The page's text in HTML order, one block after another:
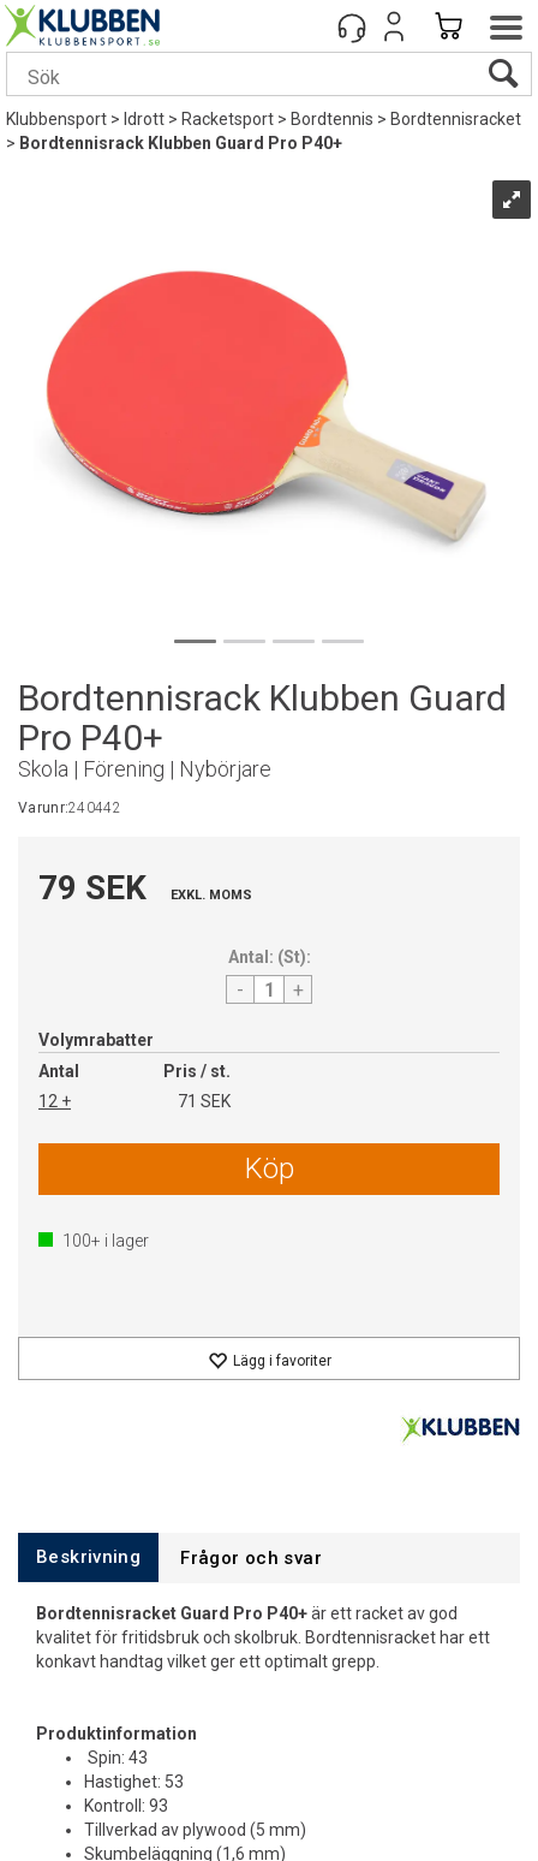
Klubbensport> Idrott>Racketsport>Bordtennis>Bordtennisracket
> Bordtennisrack Klubben Guard Pro P40+
Bordtennisrack Klubben Guard
Pro P40+
Skola | Förening | Nybörjare
Varunr:240442
79 SEK EXKL. MOMS
Antal: (St):
- +
Volymrabatter
Antal
Pris / st.
12 +
71 SEK
Köp
100+ i lager
Lägg i favoriter
Beskrivning Frågor och svar
Bordtennisracket Guard Pro P40+är ett racket av god
kvalitet för fritidsbruk och skolbruk. Bordtennisracket har ett
konkavt handtag vilket ger ett optimalt grepp.
Produktinformation
Spin: 43
Hastighet: 53
Kontroll: 93
Tillverkad av plywood (5 mm)
Skumbeläggning (1,6 mm)